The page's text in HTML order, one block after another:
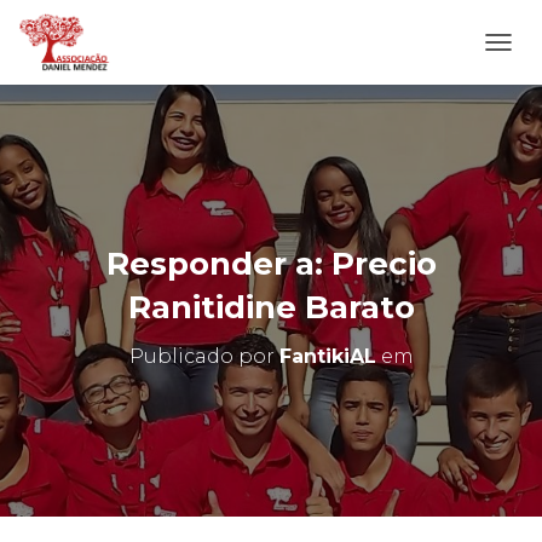
L
T
E
R
N
A
N
A
E
G
O
Responder a: Precio
Ranitidine Barato
Publicado porFantikiALem